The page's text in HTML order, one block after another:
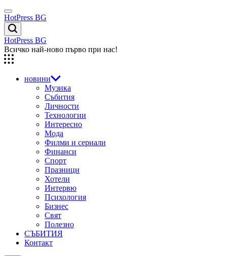
Skip
to
content
Menu
HotPress BG
Търсене
HotPress BG
Всичко най-ново първо при нас!
новини
Музика
Събития
Личности
Технологии
Интересно
Мода
Филми и сериали
Финанси
Спорт
Празници
Хотели
Интервю
Психология
Бизнес
Свят
Полезно
СЪБИТИЯ
Контакт